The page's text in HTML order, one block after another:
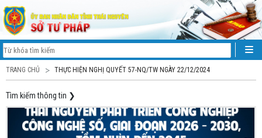
TRANG CHỦ THỰC HIỆN NGHỊ QUYẾT 57-NQ/TW NGÀY 22/12/2024
Tìm kiếm thông tin ❯